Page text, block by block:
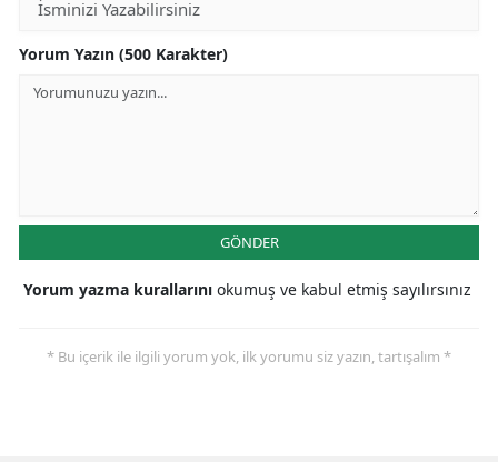
Yorum Yazın (500 Karakter)
GÖNDER
Yorum yazma kurallarını okumuş ve kabul etmiş sayılırsınız
* Bu içerik ile ilgili yorum yok, ilk yorumu siz yazın, tartışalım *